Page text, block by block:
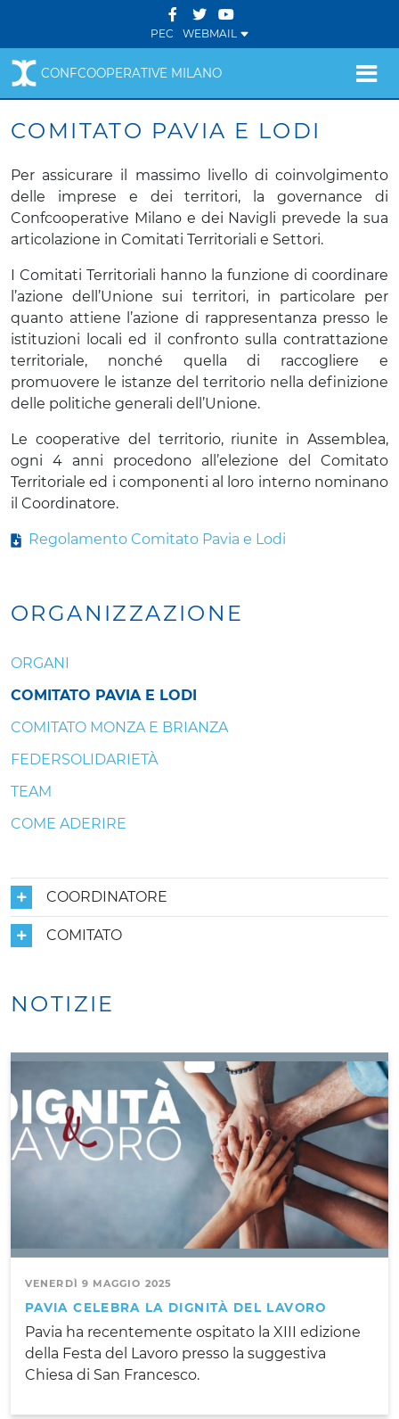
PEC WEBMAIL
CONFCOOPERATIVE MILANO
COMITATO PAVIA E LODI
Per assicurare il massimo livello di coinvolgimento
delle imprese e dei territori, la governance di
Confcooperative Milano e dei Navigli prevede la sua
articolazione in Comitati Territoriali e Settori.
I Comitati Territoriali hanno la funzione di coordinare
l’azione dell’Unione sui territori, in particolare per
quanto attiene l’azione di rappresentanza presso le
istituzioni locali ed il confronto sulla contrattazione
territoriale, nonché quella di raccogliere e
promuovere le istanze del territorio nella definizione
delle politiche generali dell’Unione.
Le cooperative del territorio, riunite in Assemblea,
ogni 4 anni procedono all’elezione del Comitato
Territoriale ed i componenti al loro interno nominano
il Coordinatore.
Regolamento Comitato Pavia e Lodi
ORGANIZZAZIONE
ORGANI
COMITATO PAVIA E LODI
COMITATO MONZA E BRIANZA
FEDERSOLIDARIETÀ
TEAM
COME ADERIRE
COORDINATORE
COMITATO
NOTIZIE
VENERDÌ 9 MAGGIO 2025
PAVIA CELEBRA LA DIGNITÀ DEL LAVORO
Pavia ha recentemente ospitato la XIII edizione
della Festa del Lavoro presso la suggestiva
Chiesa di San Francesco.